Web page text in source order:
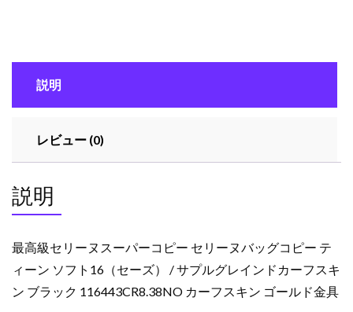
ー
ー
ー
リ
ー
バ
ッ
グ
説明
レビュー (0)
説明
最高級セリーヌスーパーコピー セリーヌバッグコピー テ
ィーン ソフト16（セーズ） / サプルグレインドカーフスキ
ン ブラック 116443CR8.38NO カーフスキン ゴールド金具